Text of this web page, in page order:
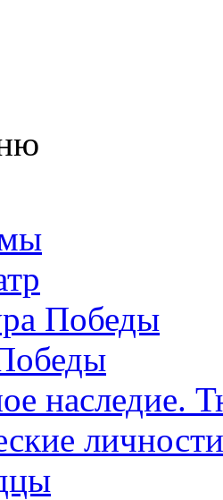
Победы
наследие.
личности